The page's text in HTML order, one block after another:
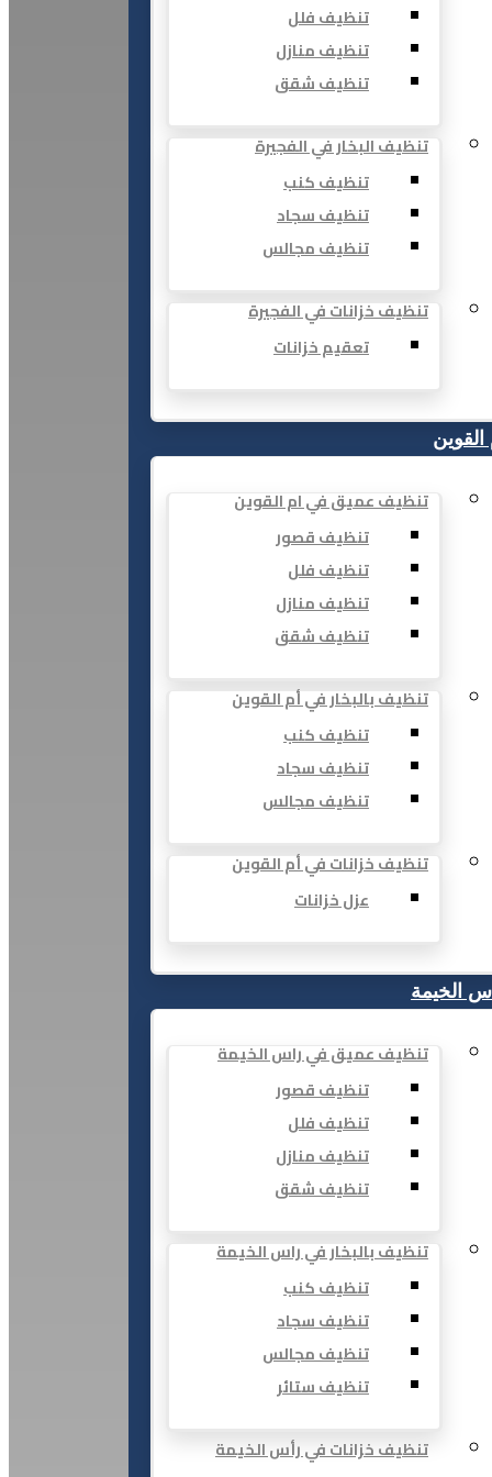
تنظيف فلل
تنظيف منازل
تنظيف شقق
تنظيف البخار في الفجيرة
تنظيف كنب
تنظيف سجاد
تنظيف مجالس
تنظيف خزانات في الفجيرة
تعقيم خزانات
القوين
تنظيف عميق في ام القوين
تنظيف قصور
تنظيف فلل
تنظيف منازل
تنظيف شقق
تنظيف بالبخار في أم القوين
تنظيف كنب
تنظيف سجاد
تنظيف مجالس
تنظيف خزانات في أم القوين
عزل خزانات
الخيمة
تنظيف عميق في راس الخيمة
تنظيف قصور
تنظيف فلل
تنظيف منازل
تنظيف شقق
تنظيف بالبخار في راس الخيمة
تنظيف كنب
تنظيف سجاد
تنظيف مجالس
تنظيف ستائر
تنظيف خزانات في رأس الخيمة